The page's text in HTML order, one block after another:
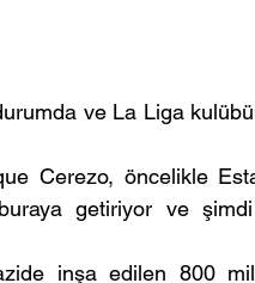
ve La Liga
Cerezo, öncelikle
buraya getiriyor ve
inşa edilen 800